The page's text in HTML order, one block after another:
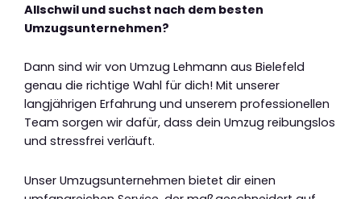
Allschwil und suchst nach dem besten
Umzugsunternehmen?
Dann sind wir von Umzug Lehmann aus Bielefeld
genau die richtige Wahl für dich! Mit unserer
langjährigen Erfahrung und unserem professionellen
Team sorgen wir dafür, dass dein Umzug reibungslos
und stressfrei verläuft.
Unser Umzugsunternehmen bietet dir einen